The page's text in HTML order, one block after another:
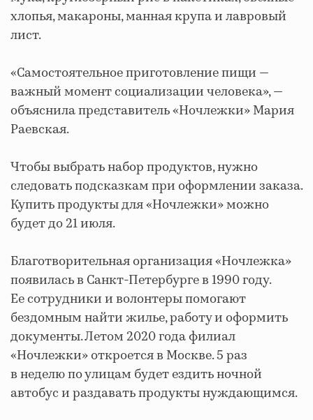
хлопья, макароны, манная крупа и лавровый
лист.
«Самостоятельное приготовление пищи —
важный момент социализации человека», —
объяснила представитель «Ночлежки» Мария
Раевская.
Чтобы выбрать набор продуктов, нужно
следовать подсказкам при оформлении заказа.
Купить продукты для «Ночлежки» можно
будет до 21 июля.
Благотворительная организация «Ночлежка»
появилась в Санкт-Петербурге в 1990 году.
Ее сотрудники и волонтеры помогают
бездомным найти жилье, работу и оформить
документы. Летом 2020 года филиал
«Ночлежки» откроется в Москве. 5 раз
в неделю по улицам будет ездить ночной
автобус и раздавать продукты нуждающимся.